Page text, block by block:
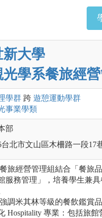
新大學
光學系餐旅經營
學群 跨 遊憩運動學群
事業學類
部
台北市文山區木柵路一段17
旅經營管理組結合「餐旅
服務管理」，培養學生兼
調米其林等級的餐飲鑑賞
Hospitality 專業：包括旅